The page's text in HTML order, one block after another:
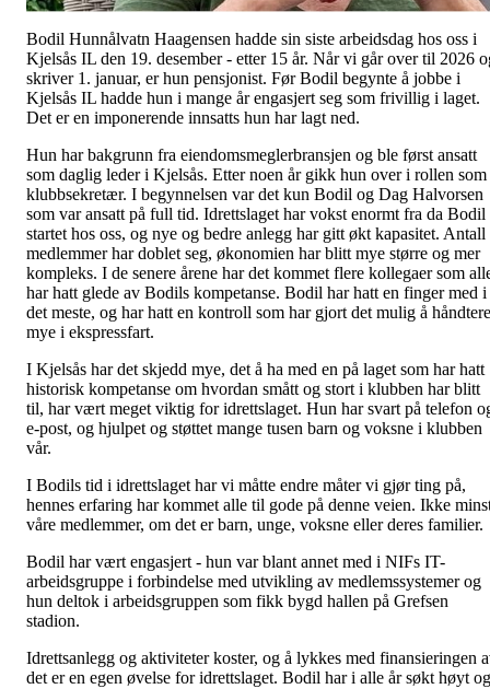
Bodil Hunnålvatn Haagensen hadde sin siste arbeidsdag hos oss i
Kjelsås IL den 19. desember - etter 15 år. Når vi går over til 2026
skriver 1. januar, er hun pensjonist. Før Bodil begynte å jobbe i
Kjelsås IL hadde hun i mange år engasjert seg som frivillig i laget.
Det er en imponerende innsatts hun har lagt ned.
Hun har bakgrunn fra eiendomsmeglerbransjen og ble først ansatt
som daglig leder i Kjelsås. Etter noen år gikk hun over i rollen som
klubbsekretær. I begynnelsen var det kun Bodil og Dag Halvorsen
som var ansatt på full tid. Idrettslaget har vokst enormt fra da Bodil
startet hos oss, og nye og bedre anlegg har gitt økt kapasitet. Antall
medlemmer har doblet seg, økonomien har blitt mye større og mer
kompleks. I de senere årene har det kommet flere kollegaer som
har hatt glede av Bodils kompetanse. Bodil har hatt en finger med i
det meste, og har hatt en kontroll som har gjort det mulig å håndtere
mye i ekspressfart.
I Kjelsås har det skjedd mye, det å ha med en på laget som har hatt
historisk kompetanse om hvordan smått og stort i klubben har blitt
til, har vært meget viktig for idrettslaget. Hun har svart på telefon
e-post, og hjulpet og støttet mange tusen barn og voksne i klubben
vår.
I Bodils tid i idrettslaget har vi måtte endre måter vi gjør ting på,
hennes erfaring har kommet alle til gode på denne veien. Ikke
våre medlemmer, om det er barn, unge, voksne eller deres familier.
Bodil har vært engasjert - hun var blant annet med i NIFs IT-
arbeidsgruppe i forbindelse med utvikling av medlemssystemer og
hun deltok i arbeidsgruppen som fikk bygd hallen på Grefsen
stadion.
Idrettsanlegg og aktiviteter koster, og å lykkes med finansieringen
det er en egen øvelse for idrettslaget. Bodil har i alle år søkt høyt og